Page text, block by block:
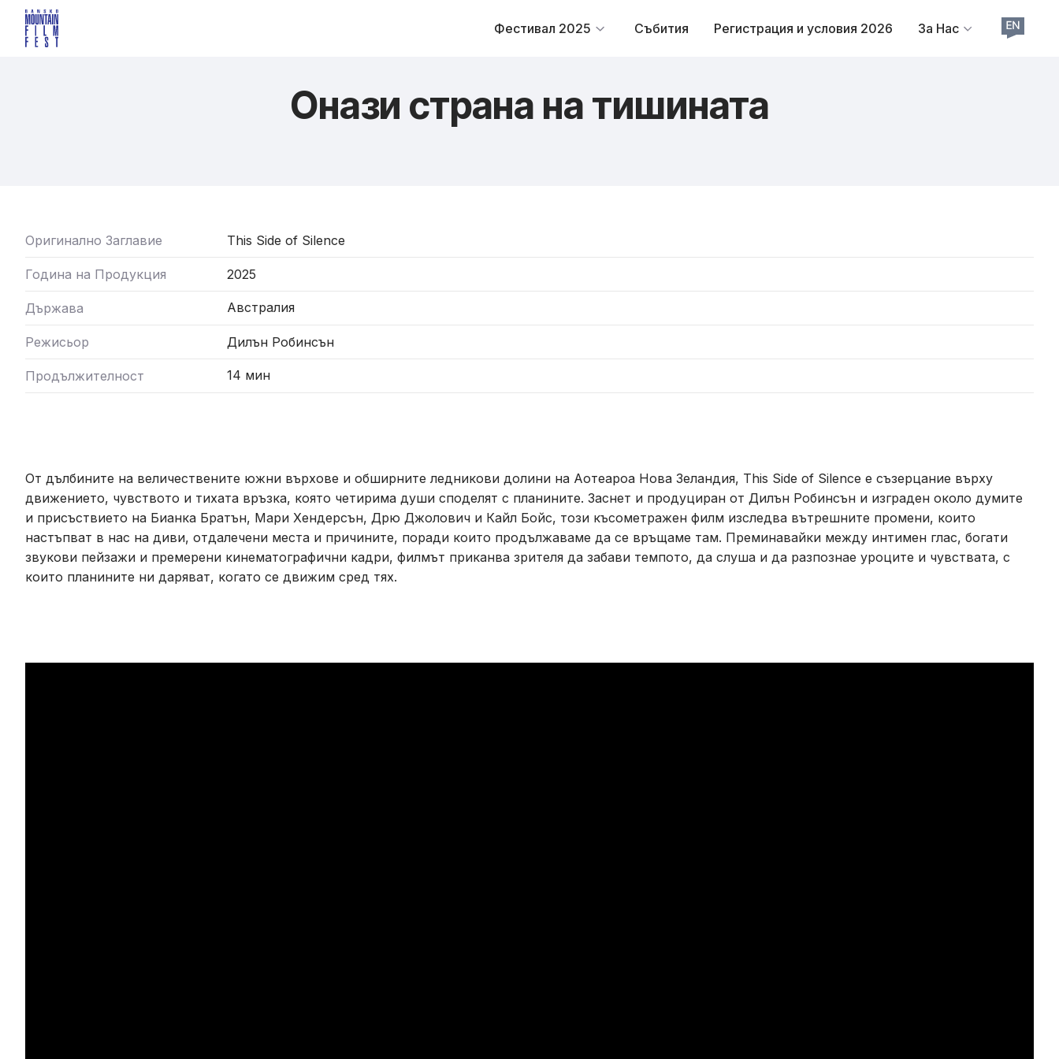
Фестивал 2025 Събития Регистрация и условия 2026 За Нас
Онази страна на тишината
Оригинално Заглавие This Side of Silence
Година на Продукция 2025
Държава Австралия
Режисьор Дилън Робинсън
Продължителност 14 мин
От дълбините на величествените южни върхове и обширните ледникови долини на Аотеароа Нова Зеландия, This Side of Silence е съзерцание върху
движението, чувството и тихата връзка, която четирима души споделят с планините. Заснет и продуциран от Дилън Робинсън и изграден около думите
и присъствието на Бианка Братън, Мари Хендерсън, Дрю Джолович и Кайл Бойс, този късометражен филм изследва вътрешните промени, които
настъпват в нас на диви, отдалечени места и причините, поради които продължаваме да се връщаме там. Преминавайки между интимен глас, богати
звукови пейзажи и премерени кинематографични кадри, филмът приканва зрителя да забави темпото, да слуша и да разпознае уроците и чувствата, с
които планините ни даряват, когато се движим сред тях.